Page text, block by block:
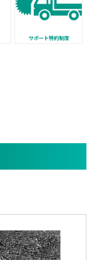
サポート特約制度